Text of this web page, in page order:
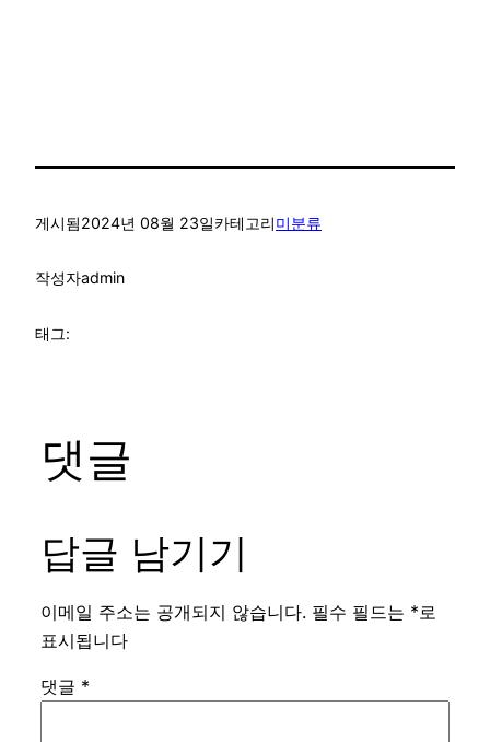
게시됨2024년 08월 23일카테고리미분류
작성자admin
태그:
댓글
답글 남기기
이메일 주소는 공개되지 않습니다. 필수 필드는 *로
표시됩니다
댓글 *